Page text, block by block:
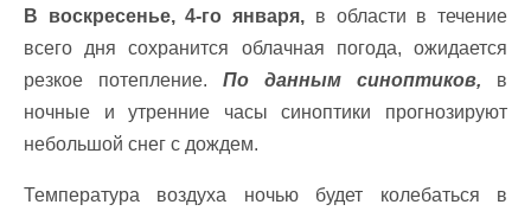
В воскресенье, 4-го января, в области в течение
всего дня сохранится облачная погода, ожидается
резкое потепление. По данным синоптиков, в
ночные и утренние часы синоптики прогнозируют
небольшой снег с дождем.
Температура воздуха ночью будет колебаться в